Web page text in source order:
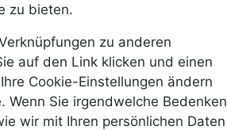
zu bieten.
zu anderen
auf den Link klicken und einen
Cookie-Einstellungen ändern
Sie irgendwelche Bedenken
wir mit Ihren persönlichen Daten